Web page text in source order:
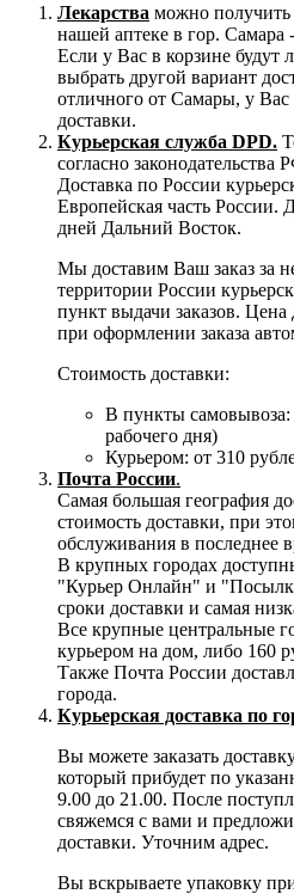
Лекарства можно получить
нашей аптеке в гор.
Если у Вас в корзине будут
выбрать другой вариант
отличного от Самары, у Вас
доставки.
Курьерская служба DPD.
согласно законодательства
Доставка по России
Европейская часть
дней Дальний Восток.
Мы доставим Ваш заказ за
территории России
пункт выдачи заказов. Цена
при оформлении заказа
Стоимость доставки:
В пункты самовывоза:
рабочего дня)
Курьером: от 310
Почта России.
Самая большая география
стоимость доставки, при
обслуживания в последнее
В крупных городах
"Курьер Онлайн" и
сроки доставки и самая
Все крупные центральные
курьером на дом, либо 160
Также Почта России
города.
Курьерская доставка по
Вы можете заказать
который прибудет по
9.00 до 21.00. После
свяжемся с вами и
доставки. Уточним адрес.
Вы вскрываете упаковку